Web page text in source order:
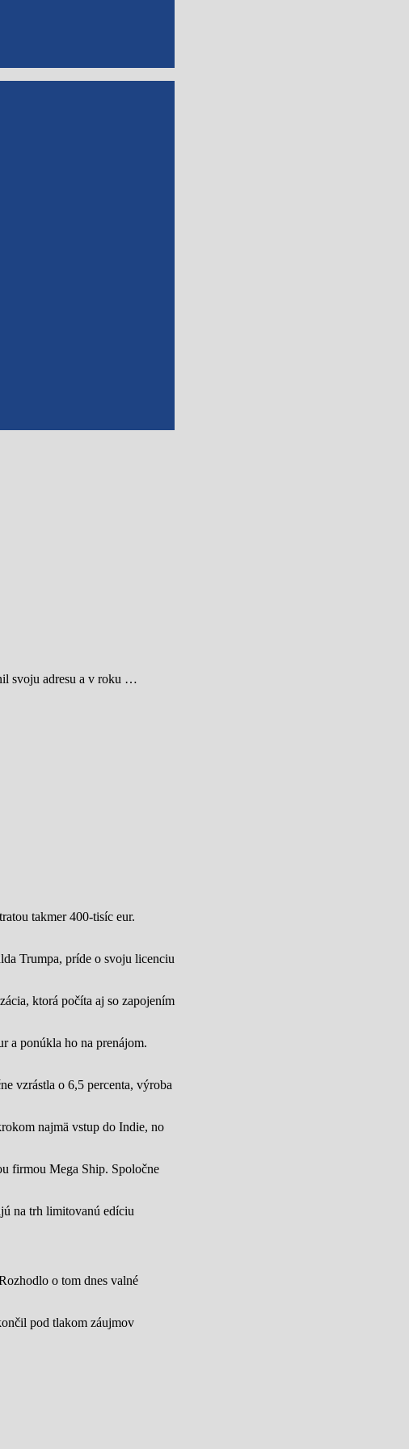
svoju adresu a v roku …
takmer 400-tisíc eur.
Trumpa, príde o svoju licenciu
ktorá počíta aj so zapojením
a ponúkla ho na prenájom.
vzrástla o 6,5 percenta, výroba
najmä vstup do Indie, no
firmou Mega Ship. Spoločne
na trh limitovanú edíciu
o tom dnes valné
pod tlakom záujmov